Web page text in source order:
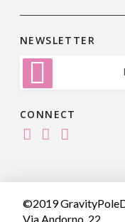
NEWSLETTER
CONNECT
©2019
Via Andorno, 22